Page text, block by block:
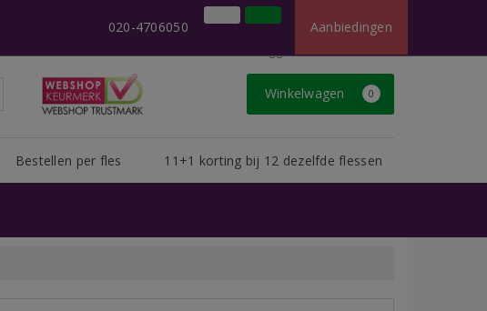
Inloggen Klantenservice
Winkelwagen 0
Bestellen per fles 11+1 korting bij 12 dezelfde flessen
Aanbiedingen
020-4706050